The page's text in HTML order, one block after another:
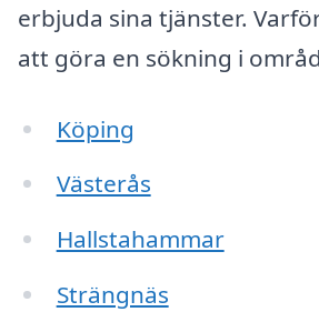
erbjuda sina tjänster.
att göra en sökning i
Köping
Västerås
Hallstahammar
Strängnäs